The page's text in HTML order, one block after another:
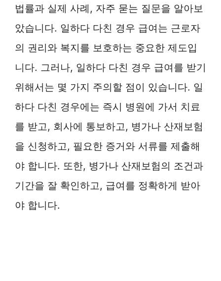
법률과 실제 사례, 자주 묻는 질문을 알아보
았습니다. 일하다 다친 경우 급여는 근로자
의 권리와 복지를 보호하는 중요한 제도입
니다. 그러나, 일하다 다친 경우 급여를 받기
위해서는 몇 가지 주의할 점이 있습니다. 일
하다 다친 경우에는 즉시 병원에 가서 치료
를 받고, 회사에 통보하고, 병가나 산재보험
을 신청하고, 필요한 증거와 서류를 제출해
야 합니다. 또한, 병가나 산재보험의 조건과
기간을 잘 확인하고, 급여를 정확하게 받아
야 합니다.